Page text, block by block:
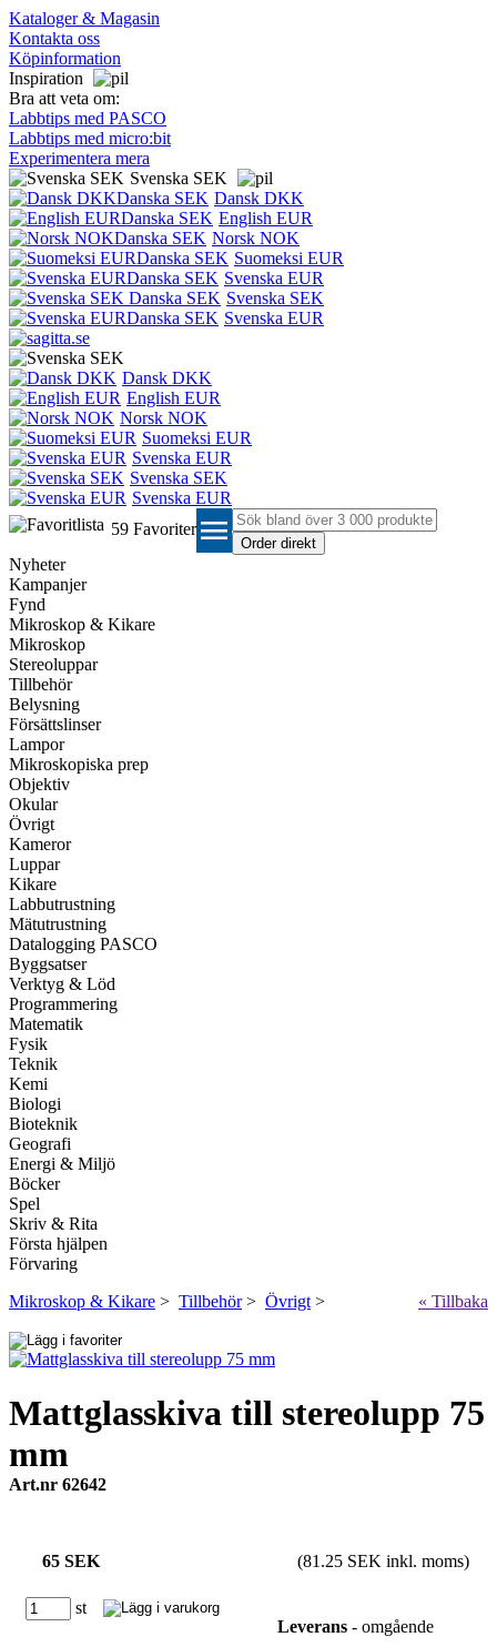
Kataloger & Magasin
Kontakta oss
Köpinformation
Inspiration
Bra att veta om:
Labbtips med PASCO
Labbtips med micro:bit
Experimentera mera
Svenska SEK
Dansk DKK
English EUR
Norsk NOK
Suomeksi EUR
Svenska EUR
Svenska SEK
Svenska EUR
Dansk DKK
English EUR
Norsk NOK
Suomeksi EUR
Svenska EUR
Svenska SEK
Svenska EUR
59 Favoriter menu
Nyheter
Kampanjer
Fynd
Mikroskop & Kikare
Mikroskop
Stereoluppar
Tillbehör
Belysning
Försättslinser
Lampor
Mikroskopiska prep
Objektiv
Okular
Övrigt
Kameror
Luppar
Kikare
Labbutrustning
Mätutrustning
Datalogging PASCO
Byggsatser
Verktyg & Löd
Programmering
Matematik
Fysik
Teknik
Kemi
Biologi
Bioteknik
Geografi
Energi & Miljö
Böcker
Spel
Skriv & Rita
Första hjälpen
Förvaring
Mikroskop & Kikare > Tillbehör> Övrigt > « Tillbaka
Mattglasskiva till stereolupp 75
mm
Art.nr 62642
65 SEK (81.25 SEK inkl. moms)
st
Leverans - omgående